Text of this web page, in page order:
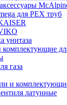
для PEX труб
унитаза
газа
и
латунные